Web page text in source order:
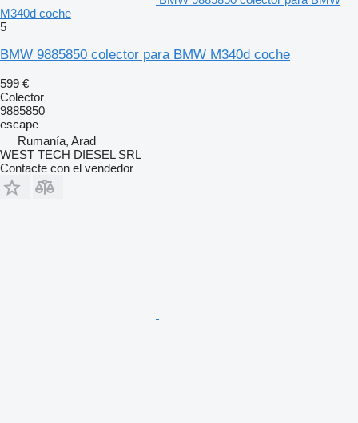
M340d coche
5
BMW 9885850 colector para BMW M340d coche
599 €
Colector
9885850
escape
Rumanía, Arad
WEST TECH DIESEL SRL
Contacte con el vendedor